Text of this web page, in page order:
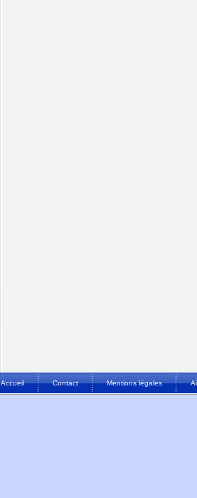
Accueil Contact Mentions légales